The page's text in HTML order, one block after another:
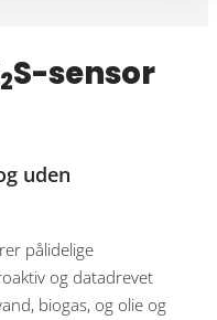
Indsigter
2S-sensor
uden
pålidelige
og datadrevet
biogas, og olie og